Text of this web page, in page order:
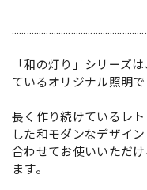
「和の灯り」シリーズ
ているオリジナル照明で
長く作り続けているレ
した和モダンなデザイ
合わせてお使いいただ
ます。